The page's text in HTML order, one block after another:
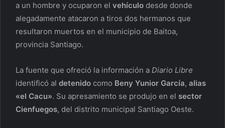
a un hombre y ocuparon el vehículo desde donde
alegadamente atacaron a tiros dos hermanos que
resultaron muertos en el municipio de Baitoa,
provincia Santiago.
La fuente que ofreció la información a Diario Libre
identificó al detenido como Beny Yunior García, alias
«el Cacu». Su apresamiento se produjo en el sector
Cienfuegos, del distrito municipal Santiago Oeste.